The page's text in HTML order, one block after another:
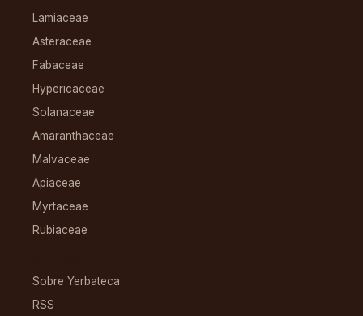
Lamiaceae
Asteraceae
Fabaceae
Hypericaceae
Solanaceae
Amaranthaceae
Malvaceae
Apiaceae
Myrtaceae
Rubiaceae
Sobre Yerbateca
RSS